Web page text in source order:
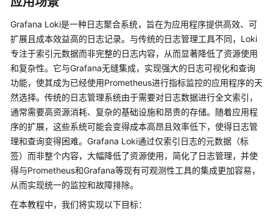
务
公
告
产
品
介
绍
计
费
说
明
快
Grafana Loki是一种日志聚合系统，旨在为应用程序提供高效、可
扩展且成本效益高的日志记录。与传统的日志管理工具不同，Loki
专注于索引元数据而非完整的日志内容，从而显著降低了资源使用
和复杂性。它与Grafana无缝集成，实现强大的日志可视化和查询
功能，使其成为已经使用Prometheus进行指标监控的应用程序的天
然选择。传统的日志管理系统由于需要对日志数据进行全文索引，
通常需要高资源消耗、复杂的基础设施和昂贵的存储。随着应用程
序的扩展，这些系统可能会变得成本高昂且效率低下，使得日志管
理和查询变得困难。Grafana Loki通过仅索引日志的元数据（标
签）而非整个内容，大幅降低了资源使用，简化了日志管理，并使
得与Prometheus和Grafana等现有可观测性工具的集成更加容易，
从而实现统一的监控和故障排除。
在本教程中，我们将实现以下目标：